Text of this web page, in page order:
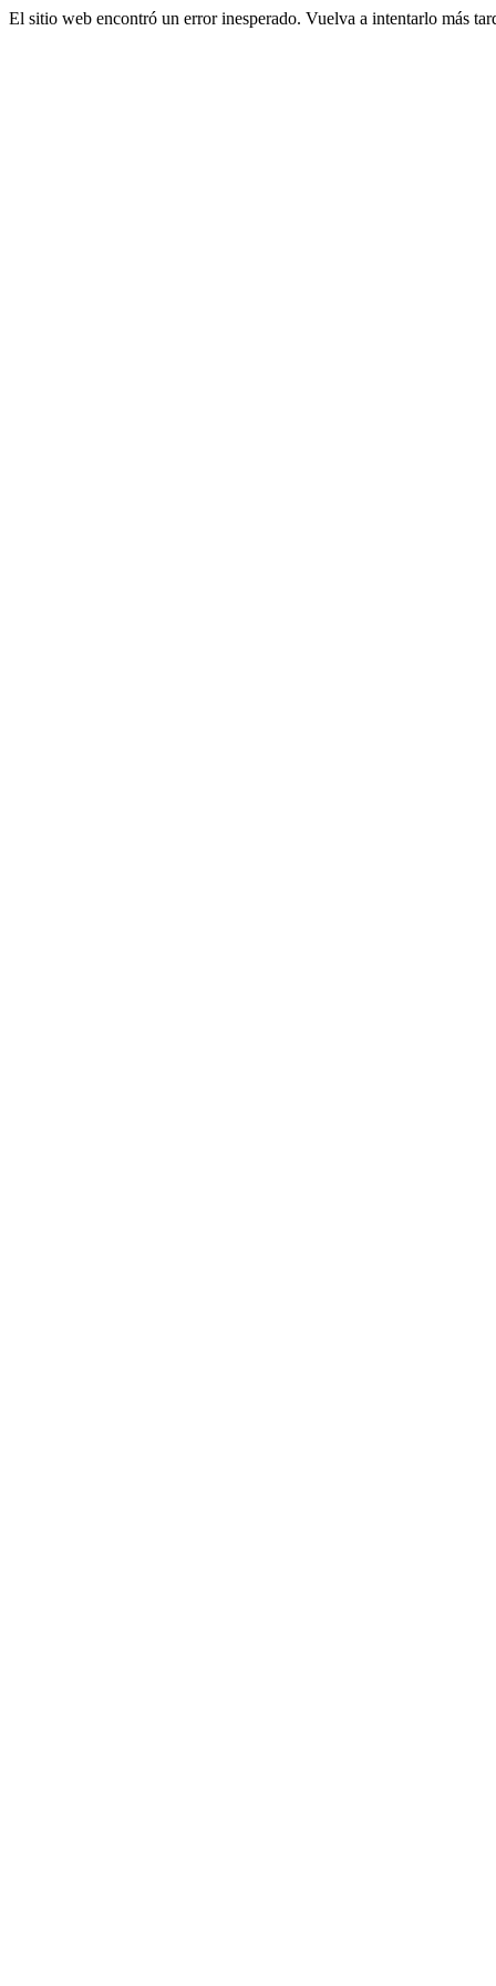
El sitio web encontró un error inesperado. Vuelva a intentarlo más